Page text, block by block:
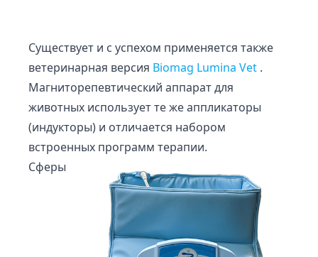
Существует и с успехом применяется также
ветеринарная версия Biomag Lumina Vet .
Магниторепевтический аппарат для
животных использует те же аппликаторы
(индукторы) и отличается набором
встроенных программ терапии.
Сферы